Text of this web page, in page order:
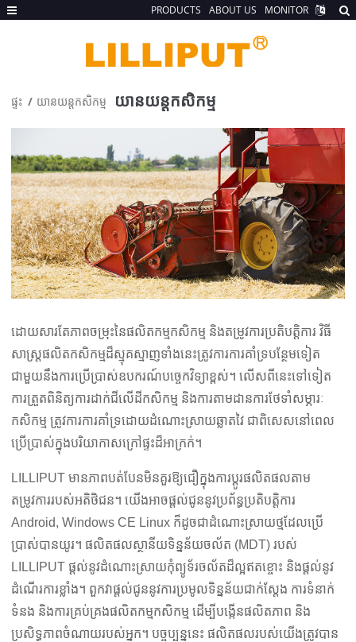
យានយន្តកសិកម្ម
ផ្ទះ យានយន្តកសិកម្ម
ដោយសារតែភាពចម្រុះនៃផលិតកម្មកសិកម្ម និងតម្រូវការប្រតិបត្តិការ វិធី
សាស្រ្តផលិតកសិកម្មដ៏ស្មុគស្មាញទាំងនេះត្រូវការការគាំទ្របន្ថែមទៀត
ជាមួយនឹងការប្រើប្រាស់ឧបករណ៍បច្ចេកវិទ្យាខ្ពស់។ លើសពីនេះទៅទៀត
ការត្រួតពិនិត្យការដាក់ជីលើដីកសិកម្ម និងការតាមដានការថែទាំសម្ភារៈ
កសិកម្ម ត្រូវការការគាំទ្រដោយដំណោះស្រាយឆ្លាតវៃ ជាពិសេសនៅពេល
ប្រើប្រាស់ក្នុងបរិយាកាសក្រៅផ្ទះដ៏អាក្រក់។
LILLIPUT មានភាពបត់បែនមិនគួរឱ្យជឿក្នុងការប្ដូរផលិតផលតាម
តម្រូវការរបស់អតិថិជន។ យើងអាចផ្តល់ជូននូវប្រព័ន្ធប្រតិបត្តិការ
Android, Windows CE Linux ក៏ដូចជាដំណោះស្រាយថ្មដែលប្រើ
ប្រាស់បានយូរ។ ផលិតផលស្ថានីយទិន្នន័យចល័ត (MDT) របស់
LILLIPUT ផ្តល់នូវដំណោះស្រាយកុំព្យូទ័រចល័តដ៏ល្អឥតខ្ចោះ និងផ្តល់នូវ
ដំណើរការខ្លាំង។ ពួកវាផ្តល់ជូននូវការប្រមូលទិន្នន័យជាក់ស្តែង ការទំនាក់
ទំនង និងការគ្រប់គ្រងផលិតកម្មកសិកម្ម ដើម្បីបង្កើនផលិតភាព និង
ប្រសិទ្ធភាពចំណាយរបស់អ្នក។ បច្ចុប្បន្ននេះ ផលិតផលរបស់យើងត្រូវបាន
PRODUCTS ABOUT US MONITOR